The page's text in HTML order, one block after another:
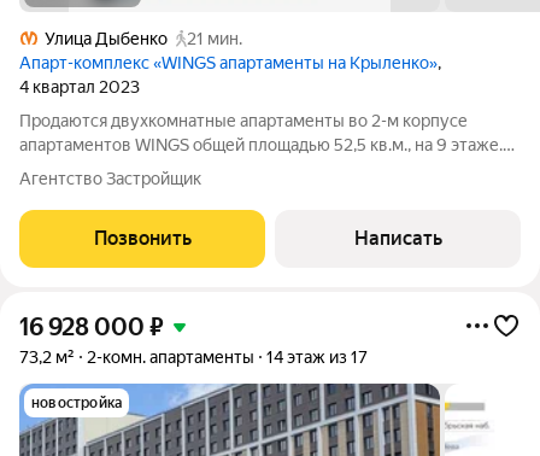
Улица Дыбенко
21 мин.
Апарт-комплекс «WINGS апартаменты на Крыленко»,
4 квартал 2023
Продаются двухкомнатные апартаменты во 2-м корпусе
апартаментов WINGS общей площадью 52,5 кв.м., на 9 этаже.
Приобрести апартамент возможно в ипотеку, в рассрочку со
сроком до 1,5 лет. Комплекс апартаментов "WINGS"
располагается по адресу улица
Агентство Застройщик
Позвонить Написать
16 928 000 ₽
73,2 м² 2-комн. апартаменты 14 этаж из 17
новостройка